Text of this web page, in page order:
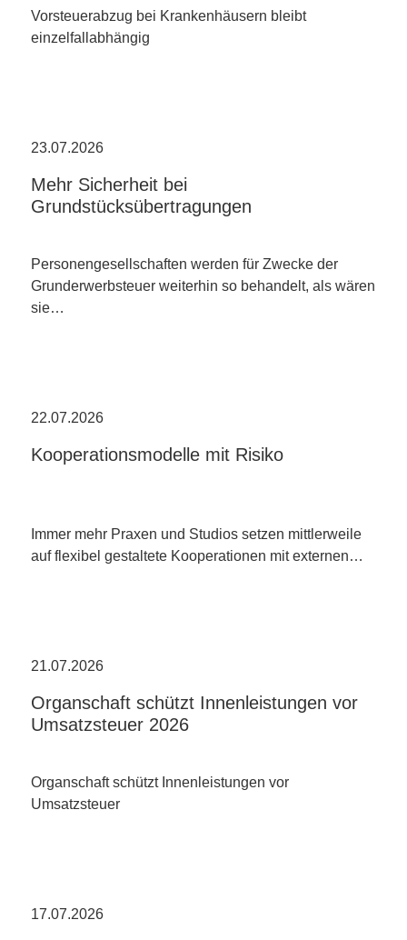
Vorsteuerabzug bei Krankenhäusern bleibt
einzelfallabhängig
23.07.2026
Mehr Sicherheit bei
Grundstücksübertragungen
Personengesellschaften werden für Zwecke der
Grunderwerbsteuer weiterhin so behandelt, als wären
sie…
22.07.2026
Kooperationsmodelle mit Risiko
Immer mehr Praxen und Studios setzen mittlerweile
auf flexibel gestaltete Kooperationen mit externen…
21.07.2026
Organschaft schützt Innenleistungen vor
Umsatzsteuer 2026
Organschaft schützt Innenleistungen vor
Umsatzsteuer
17.07.2026